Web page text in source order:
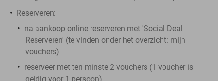
Reserveren:
na aankoop online reserveren met 'Social Deal
Reserveren' (te vinden onder het overzicht: mijn
vouchers)
reserveer met ten minste 2 vouchers (1 voucher is
geldig voor 1 persoon)